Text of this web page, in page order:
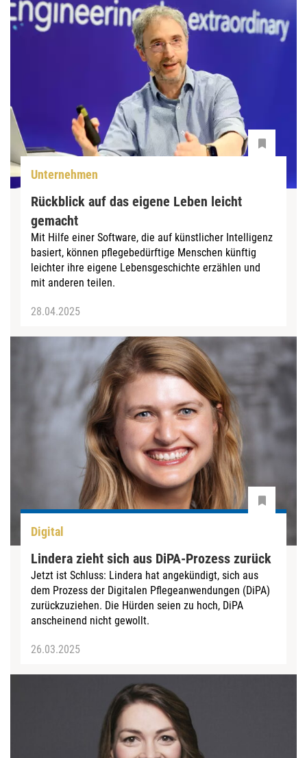
Unternehmen
Rückblick auf das eigene Leben leicht
gemacht
Mit Hilfe einer Software, die auf künstlicher Intelligenz
basiert, können pflegebedürftige Menschen künftig
leichter ihre eigene Lebensgeschichte erzählen und
mit anderen teilen.
28.04.2025
Digital
Lindera zieht sich aus DiPA-Prozess zurück
Jetzt ist Schluss: Lindera hat angekündigt, sich aus
dem Prozess der Digitalen Pflegeanwendungen (DiPA)
zurückzuziehen. Die Hürden seien zu hoch, DiPA
anscheinend nicht gewollt.
26.03.2025